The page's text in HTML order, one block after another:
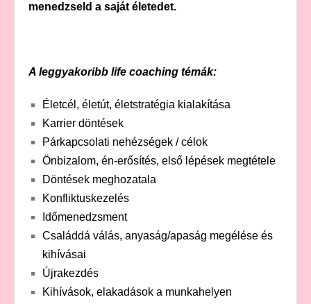
menedzseld a saját életedet.
A leggyakoribb life coaching témák:
Életcél, életút, életstratégia kialakítása
Karrier döntések
Párkapcsolati nehézségek / célok
Önbizalom, én-erősítés, első lépések megtétele
Döntések meghozatala
Konfliktuskezelés
Időmenedzsment
Családdá válás, anyaság/apaság megélése és
kihívásai
Újrakezdés
Kihívások, elakadások a munkahelyen